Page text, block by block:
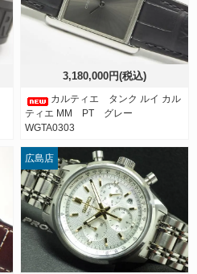
3,180,000円(税込)
カルティエ タンク ルイ カル
ティエ MM PT グレー
WGTA0303
広島店